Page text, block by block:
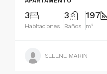
3
Habitaciones
3
Baños
197
m²
SELENE MARIN